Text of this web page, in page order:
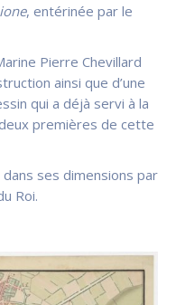
, entérinée par le
Pierre Chevillard
ainsi que d’une
qui a déjà servi à la
premières de cette
ses dimensions par
Roi.